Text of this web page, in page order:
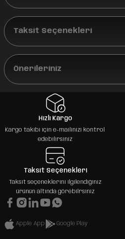
Taksit Seçenekleri
Önerileriniz
Hızlı Kargo
Kargo takibi için e-mailinizi kontrol
edebilirsiniz
Taksit Seçenekleri
Taksit seçeneklerini ilgilendiğiniz
ürünün altında görebilrsiniz
Apple App Google Play